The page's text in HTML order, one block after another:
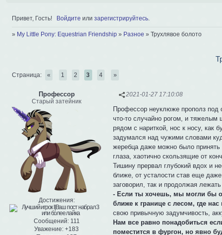
Привет, Гость! Войдите или зарегистрируйтесь
» My Little Pony: Equestrian Friendship » Разное » Трухлявое болото
Страница: « 1 2 3 4 »
2021-01-27 17:10:08
Профессор
Старый затейник
Достижения:
Сообщений:111
Уважение: +183
Профессор неуклюже прополз под
что-то случайно рогом, и тяжелым
рядом с нариткой, нос к носу, как
задумался над чужими словами
жеребца даже можно было принять
глаза, хаотично скользящие от
Тишину прервал глубокий вдох и
ближе, от усталости став еще
заговорил, так и продолжая
- Если ты хочешь, мы могли бы
ближе к границе с лесом, где
свою привычную задумчивость,
Нам все равно понадобиться
поместится в фургон, но явно